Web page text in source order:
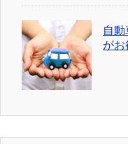
自
がお